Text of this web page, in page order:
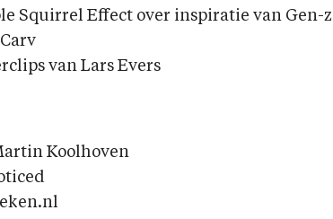
Squirrel Effect over inspiratie van Gen-z
van Lars Evers
Koolhoven